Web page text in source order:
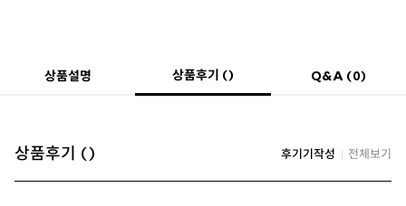
상품설명 상품후기 () Q&A (0)
상품후기 () 후기기작성 전체보기